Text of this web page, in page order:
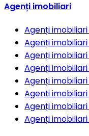
Agenți imobiliari
Agenți imobiliari
Agenți imobiliari
Agenți imobiliari
Agenți imobiliari
Agenți imobiliari
Agenți imobiliari
Agenți imobiliari
Agenți imobiliari